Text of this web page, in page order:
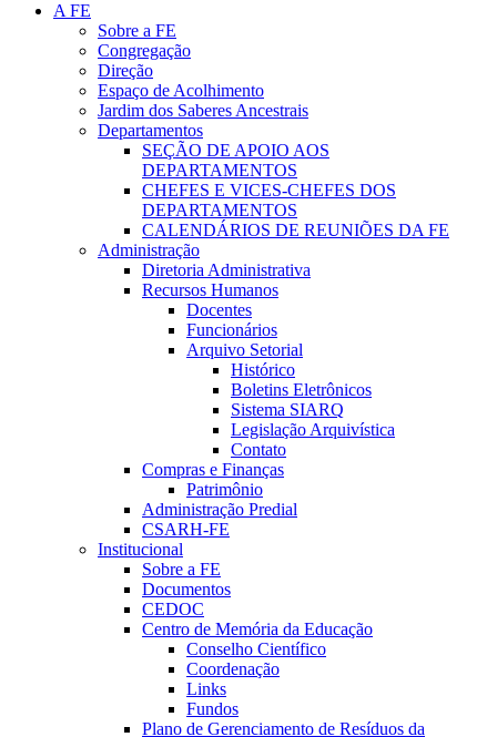
A FE
Sobre a FE
Congregação
Direção
Espaço de Acolhimento
Jardim dos Saberes Ancestrais
Departamentos
SEÇÃO DE APOIO AOS
DEPARTAMENTOS
CHEFES E VICES-CHEFES DOS
DEPARTAMENTOS
CALENDÁRIOS DE REUNIÕES DA FE
Administração
Diretoria Administrativa
Recursos Humanos
Docentes
Funcionários
Arquivo Setorial
Histórico
Boletins Eletrônicos
Sistema SIARQ
Legislação Arquivística
Contato
Compras e Finanças
Patrimônio
Administração Predial
CSARH-FE
Institucional
Sobre a FE
Documentos
CEDOC
Centro de Memória da Educação
Conselho Científico
Coordenação
Links
Fundos
Plano de Gerenciamento de Resíduos da